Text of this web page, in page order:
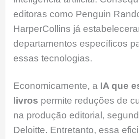
editoras como Penguin
HarperCollins já
departamentos específicos
essas tecnologias.
Economicamente, a IA que
livros permite reduções de
na produção editorial,
Deloitte. Entretanto, essa